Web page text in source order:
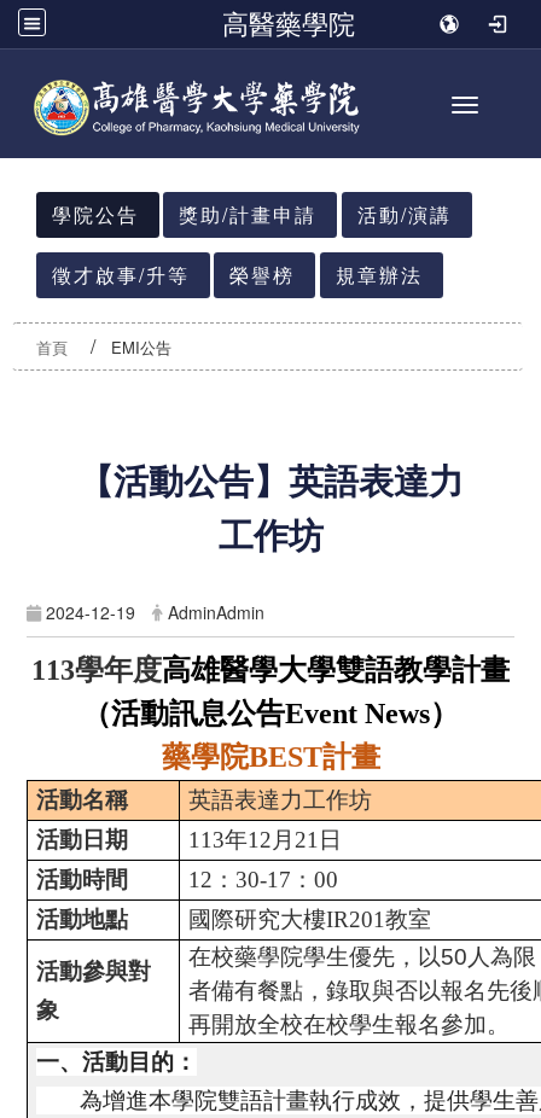
高醫藥學院
Toggle
:::
學院公告
獎助/計畫申請 活動/演講
徵才啟事/升等 榮譽榜 規章辦法
首頁 EMI公告
【活動公告】英語表達力
工作坊
2024-12-19 AdminAdmin
113學年度高雄醫學大學雙語教學計畫
（活動訊息公告Event News）
藥學院BEST計畫
活動名稱
英語表達力工作坊
活動日期
113年12 月 21 日
活動時間
12 ： 30-17 ：00
活動地點
國際研究大樓IR201教室
活動參與對
象
在校藥學院學生優先，以50人為
者備有餐點，錄取與否以報名先
再開放全校在校學生報名參加。
一、活動目的：
為增進本學院雙語計畫執行成效，提供學生